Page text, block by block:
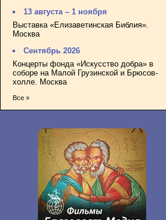
13 августа – 1 ноября
Выставка «Елизаветинская Библия».
Москва
Сентябрь 2026
Концерты фонда «Искусство добра» в
соборе на Малой Грузинской и Брюсов-
холле. Москва
Все »